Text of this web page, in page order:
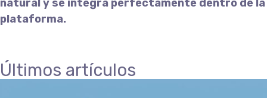
natural y se integra perfectamente dentro de la
plataforma.
Últimos artículos